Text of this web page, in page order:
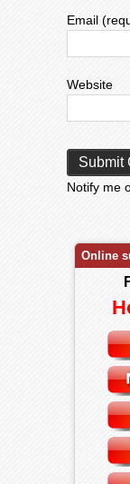
Email
Website
Notify me
Online